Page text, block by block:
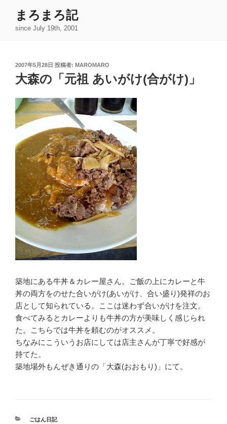
まろまろ記
since July 19th, 2001
投
日:
2007年5月28日 投稿者: MAROMARO
大森の「元祖 あいがけ(合がけ)」
築地にある牛丼＆カレー屋さん。ご飯の上にカレーと牛
丼の両方をのせた合いがけ(あいがけ、合い盛り)発祥のお
店として知られている。ここは迷わず合いがけを注文。
食べてみるとカレーよりも牛丼の方が美味しく感じられ
た。こちらでは牛丼を頼むのがオススメ。
ちなみにこういうお店にしては店主さんが丁寧で好感が
持てた。
築地場外もんぜき通りの「大森(おおもり)」にて。
カ
ごはん日記